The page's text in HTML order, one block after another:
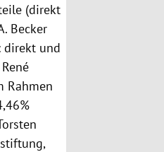
(direkt
Becker
direkt und
Rahmen